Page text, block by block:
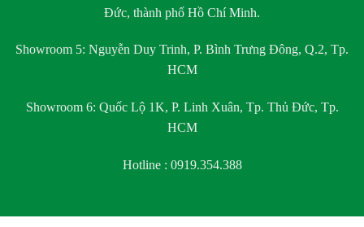
Đức, thành phố Hồ Chí Minh.
Showroom 5: Nguyễn Duy Trinh, P. Bình Trưng Đông, Q.2, Tp.
HCM
Showroom 6: Quốc Lộ 1K, P. Linh Xuân, Tp. Thủ Đức, Tp.
HCM
Hotline : 0919.354.388